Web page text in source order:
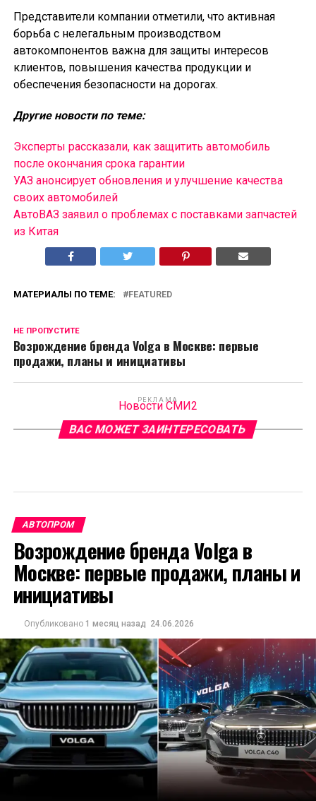
Представители компании отметили, что активная
борьба с нелегальным производством
автокомпонентов важна для защиты интересов
клиентов, повышения качества продукции и
обеспечения безопасности на дорогах.
Другие новости по теме:
Эксперты рассказали, как защитить автомобиль
после окончания срока гарантии
УАЗ анонсирует обновления и улучшение качества
своих автомобилей
АвтоВАЗ заявил о проблемах с поставками запчастей
из Китая
МАТЕРИАЛЫ ПО ТЕМЕ: FEATURED
НЕ ПРОПУСТИТЕ
Возрождение бренда Volga в Москве: первые
продажи, планы и инициативы
РЕКЛАМА
Новости СМИ2
ВАС МОЖЕТ ЗАИНТЕРЕСОВАТЬ
АВТОПРОМ
Возрождение бренда Volga в
Москве: первые продажи, планы и
инициативы
Опубликовано 1 месяц назад 24.06.2026